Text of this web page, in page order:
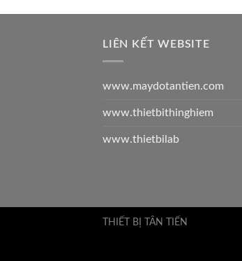
LIÊN KẾT WEBSITE
www.maydotantien.com
www.thietbithinghiem
www.thietbilab
THIẾT BỊ TÂN TIẾN